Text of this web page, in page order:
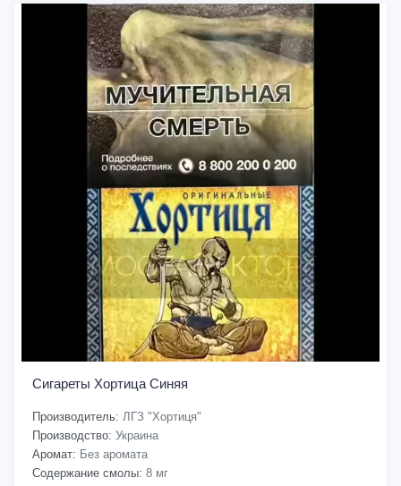
Сигареты Хортица Синяя
Производитель: ЛГЗ "Хортиця"
Производство: Украина
Аромат: Без аромата
Содержание смолы: 8 мг